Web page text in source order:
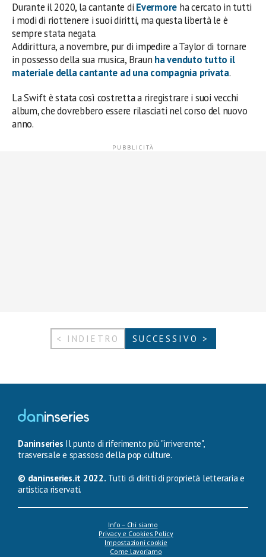
Durante il 2020, la cantante di Evermore ha cercato in tutti
i modi di riottenere i suoi diritti, ma questa libertà le è
sempre stata negata.
Addirittura, a novembre, pur di impedire a Taylor di tornare
in possesso della sua musica, Braun ha venduto tutto il
materiale della cantante ad una compagnia privata.
La Swift è stata così costretta a riregistrare i suoi vecchi
album, che dovrebbero essere rilasciati nel corso del nuovo
anno.
< INDIETRO SUCCESSIVO >
Daninseries Il punto di riferimento più "irriverente",
trasversale e spassoso della pop culture.
© daninseries.it 2022. Tutti di diritti di proprietà letteraria e
artistica riservati.
Info – Chi siamo
Privacy e Cookies Policy
Impostazioni cookie
Come lavoriamo